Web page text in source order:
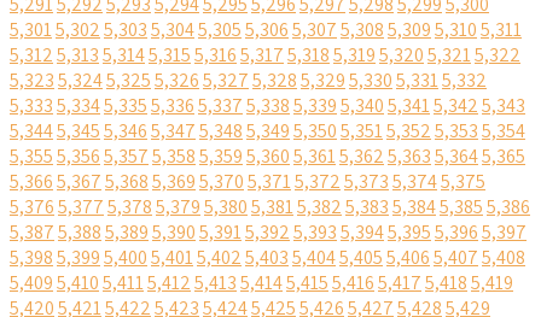
5,3015,3025,3035,3045,3055,3065,3075,3085,3095,3105,311
5,3125,3135,3145,3155,3165,3175,3185,3195,3205,3215,322
5,3235,3245,3255,3265,3275,3285,3295,3305,3315,332
5,3335,3345,3355,3365,3375,3385,3395,3405,3415,3425,343
5,3445,3455,3465,3475,3485,3495,3505,3515,3525,3535,354
5,3555,3565,3575,3585,3595,3605,3615,3625,3635,3645,365
5,3665,3675,3685,3695,3705,3715,3725,3735,3745,375
5,3765,3775,3785,3795,3805,3815,3825,3835,3845,3855,386
5,3875,3885,3895,3905,3915,3925,3935,3945,3955,3965,397
5,3985,3995,4005,4015,4025,4035,4045,4055,4065,4075,408
5,4095,4105,4115,4125,4135,4145,4155,4165,4175,4185,419
5,4205,4215,4225,4235,4245,4255,4265,4275,4285,429